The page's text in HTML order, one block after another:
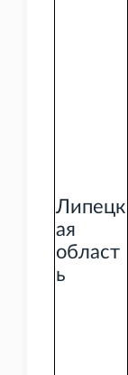
Липецк
ая
област
ь